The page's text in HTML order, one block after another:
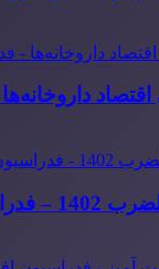
سلامت ایران